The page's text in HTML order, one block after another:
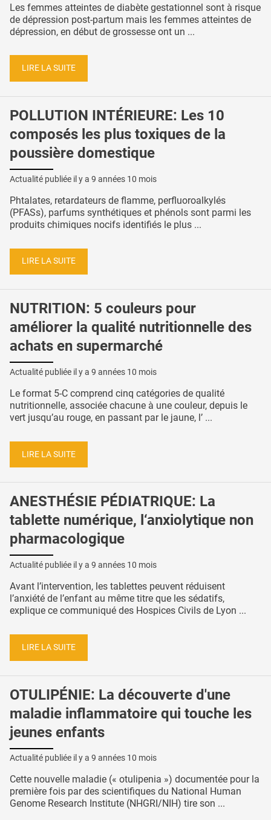
Les femmes atteintes de diabète gestationnel sont à risque
de dépression post-partum mais les femmes atteintes de
dépression, en début de grossesse ont un ...
LIRE LA SUITE
POLLUTION INTÉRIEURE: Les 10
composés les plus toxiques de la
poussière domestique
Actualité publiée il y a 9 années 10 mois
Phtalates, retardateurs de flamme, perfluoroalkylés
(PFASs), parfums synthétiques et phénols sont parmi les
produits chimiques nocifs identifiés le plus ...
LIRE LA SUITE
NUTRITION: 5 couleurs pour
améliorer la qualité nutritionnelle des
achats en supermarché
Actualité publiée il y a 9 années 10 mois
Le format 5-C comprend cinq catégories de qualité
nutritionnelle, associée chacune à une couleur, depuis le
vert jusqu’au rouge, en passant par le jaune, l’ ...
LIRE LA SUITE
ANESTHÉSIE PÉDIATRIQUE: La
tablette numérique, l‘anxiolytique non
pharmacologique
Actualité publiée il y a 9 années 10 mois
Avant l’intervention, les tablettes peuvent réduisent
l’anxiété de l’enfant au même titre que les sédatifs,
explique ce communiqué des Hospices Civils de Lyon ...
LIRE LA SUITE
OTULIPÉNIE: La découverte d'une
maladie inflammatoire qui touche les
jeunes enfants
Actualité publiée il y a 9 années 10 mois
Cette nouvelle maladie (« otulipenia ») documentée pour la
première fois par des scientifiques du National Human
Genome Research Institute (NHGRI/NIH) tire son ...